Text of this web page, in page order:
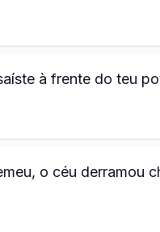
à frente do teu
o céu derramou